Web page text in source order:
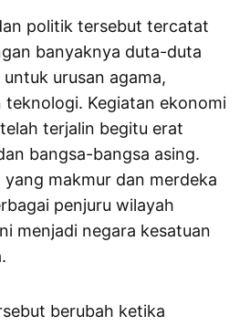
politik tersebut tercatat
banyaknya duta-duta
urusan agama,
teknologi. Kegiatan ekonomi
terjalin begitu erat
bangsa-bangsa asing.
yang makmur dan merdeka
penjuru wilayah
menjadi negara kesatuan
berubah ketika